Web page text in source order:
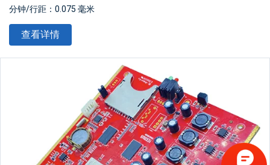
分钟/行距：0.075 毫米
表面处理：喷锡/金钻/
板材尺寸：最小10*15mm，最大508*889mm
-A-610 D/IPC-III标准
证书：ISO9001/ CE/ TUV/ ROHS
服务：一站式OEM代工服务
电子测试：100%
查看详情